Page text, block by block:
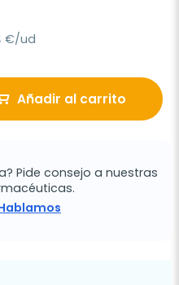
€/ud
Añadir al carrito
Pide consejo a nuestras